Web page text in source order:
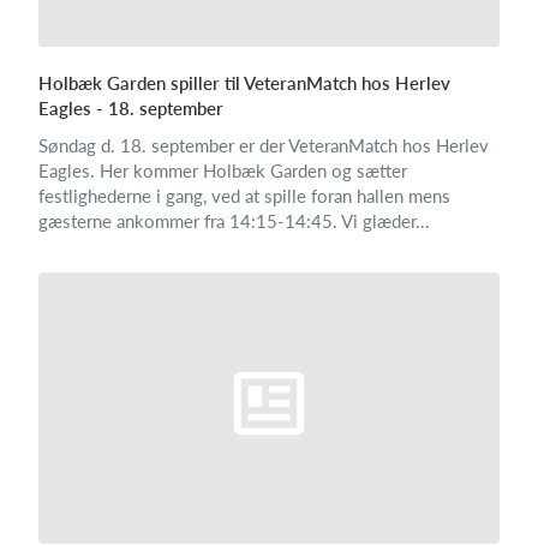
Holbæk Garden spiller til VeteranMatch hos Herlev
Eagles - 18. september
Søndag d. 18. september er der VeteranMatch hos Herlev
Eagles. Her kommer Holbæk Garden og sætter
festlighederne i gang, ved at spille foran hallen mens
gæsterne ankommer fra 14:15-14:45. Vi glæder...